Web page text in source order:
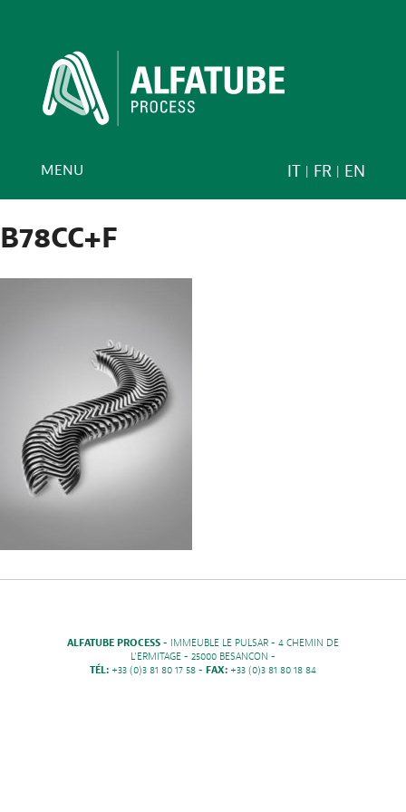
IT FR EN
MENU
B78CC+F
ALFATUBE PROCESS - IMMEUBLE LE PULSAR - 4 CHEMIN DE
L'ERMITAGE - 25000 BESANCON -
TÉL: +33 (0)3 81 80 17 58 - FAX: +33 (0)3 81 80 18 84